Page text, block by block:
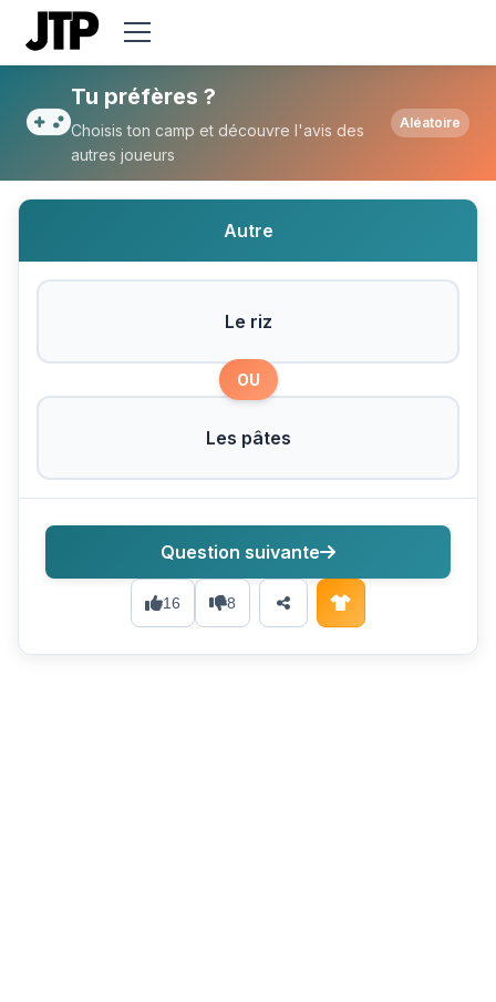
Tu préfères Le riz ou Les pâtes ?
Tu préfères ?
Choisis ton camp et découvre l'avis des
autres joueurs
Aléatoire
Autre
Le riz
OU
Les pâtes
16 8
Question suivante